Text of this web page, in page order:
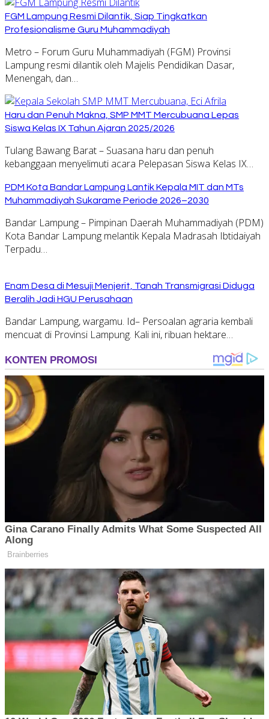
FGM Lampung Resmi Dilantik, Siap Tingkatkan
Profesionalisme Guru Muhammadiyah
Metro – Forum Guru Muhammadiyah (FGM) Provinsi
Lampung resmi dilantik oleh Majelis Pendidikan Dasar,
Menengah, dan…
Haru dan Penuh Makna, SMP MMT Mercubuana Lepas
Siswa Kelas IX Tahun Ajaran 2025/2026
Tulang Bawang Barat – Suasana haru dan penuh
kebanggaan menyelimuti acara Pelepasan Siswa Kelas IX…
PDM Kota Bandar Lampung Lantik Kepala MIT dan MTs
Muhammadiyah Sukarame Periode 2026–2030
Bandar Lampung – Pimpinan Daerah Muhammadiyah (PDM)
Kota Bandar Lampung melantik Kepala Madrasah Ibtidaiyah
Terpadu…
Enam Desa di Mesuji Menjerit, Tanah Transmigrasi Diduga
Beralih Jadi HGU Perusahaan
Bandar Lampung, wargamu. Id– Persoalan agraria kembali
mencuat di Provinsi Lampung. Kali ini, ribuan hektare…